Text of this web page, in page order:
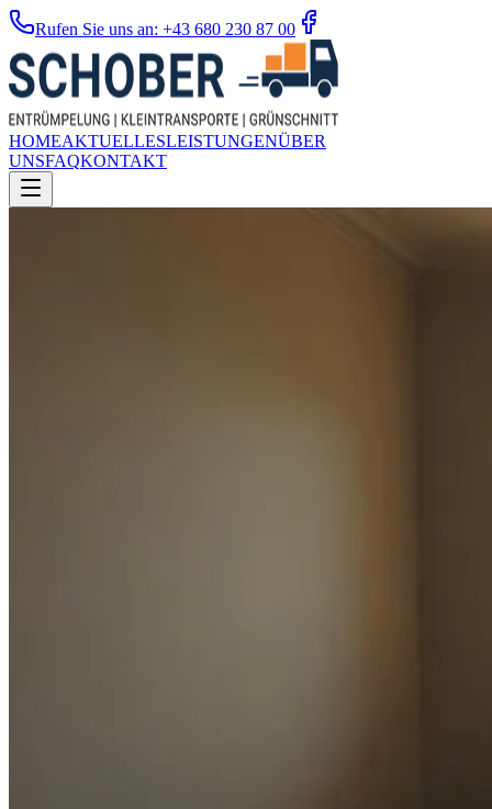
Rufen Sie uns an: +43 680 230 87 00
HOMEAKTUELLESLEISTUNGENÜBER
UNSFAQKONTAKT